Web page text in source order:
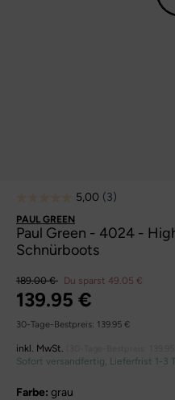
PAUL GREEN
Paul Green - 4024 -
Schnürboots
189.00 € Du sparst 49.05 €
139.95 €
30-Tage-Bestpreis: 139.95 €
inkl. MwSt.
Sofort versandfertig, Lieferfrist 1-3
Farbe: grau